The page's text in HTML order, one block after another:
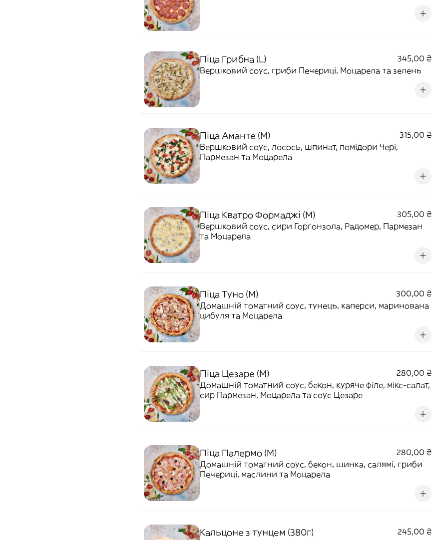
Піца Грибна (L)
345,00 ₴
Вершковий соус, гриби Печериці, Моцарела та зелень
Піца Аманте (M)
315,00 ₴
Вершковий соус, лосось, шпинат, помідори Чері,
Пармезан та Моцарела
Піца Кватро Формаджі (M)
305,00 ₴
Вершковий соус, сири Горгонзола, Радомер, Пармезан
та Моцарела
Піца Туно (M)
300,00 ₴
Домашній томатний соус, тунець, каперси, маринована
цибуля та Моцарела
Піца Цезаре (M)
280,00 ₴
Домашній томатний соус, бекон, куряче філе, мікс-салат,
сир Пармезан, Моцарела та соус Цезаре
Піца Палермо (M)
280,00 ₴
Домашній томатний соус, бекон, шинка, салямі, гриби
Печериці, маслини та Моцарела
Кальцоне з тунцем (380г)
245,00 ₴